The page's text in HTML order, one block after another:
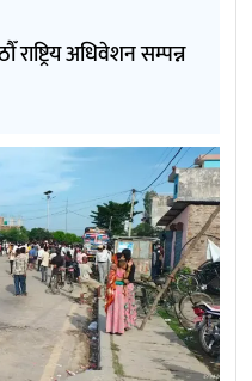
अधिवेशन सम्पन्न